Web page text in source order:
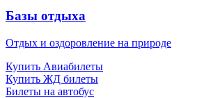
Базы отдыха
Отдых и оздоровление на природе
Купить Авиабилеты
Купить ЖД билеты
Билеты на автобус